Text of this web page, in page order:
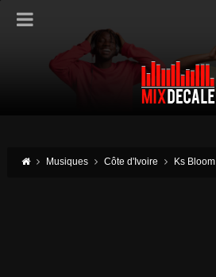
Musiques Côte d'Ivoire Ks Bloom